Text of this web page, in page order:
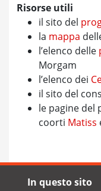
Risorse utili
il sito del
la mappa
l’elenco delle
Morgam
l’elenco dei
il sito del
le pagine del
coorti Matiss
In questo sito